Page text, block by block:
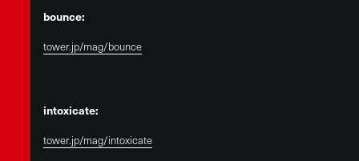
bounce:
tower.jp/mag/bounce
intoxicate:
tower.jp/mag/intoxicate